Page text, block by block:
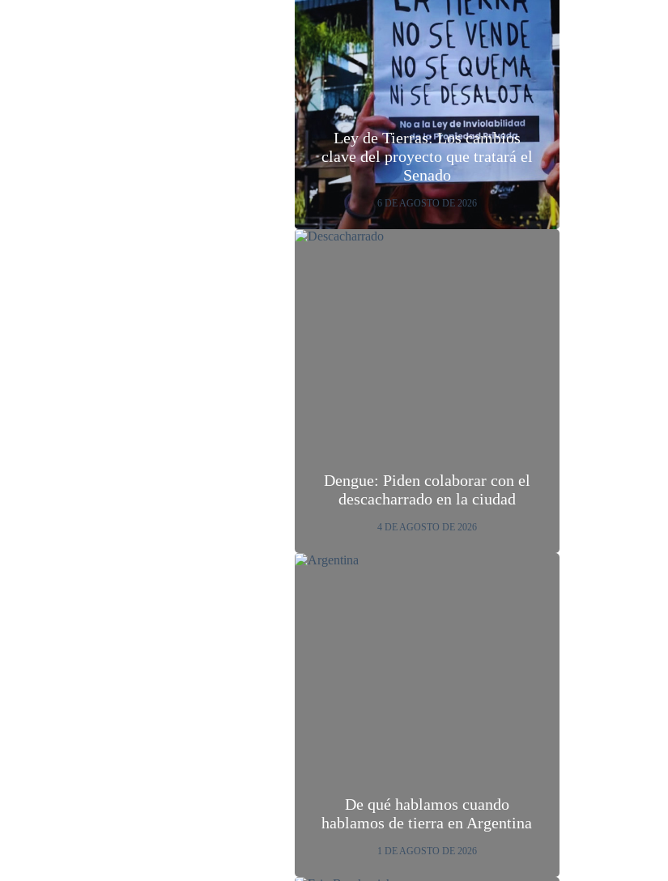
Ley de Tierras: Los cambios
clave del proyecto que tratará el
Senado
6 DE AGOSTO DE 2026
Dengue: Piden colaborar con el
descacharrado en la ciudad
4 DE AGOSTO DE 2026
De qué hablamos cuando
hablamos de tierra en Argentina
1 DE AGOSTO DE 2026